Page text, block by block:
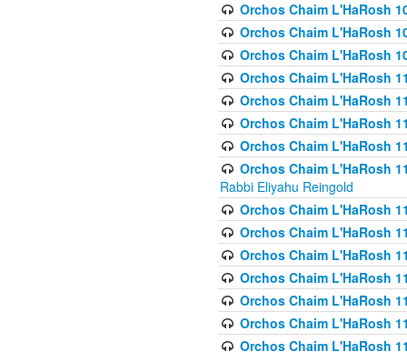
Orchos Chaim L'HaRosh
Orchos Chaim L'HaRosh
Orchos Chaim L'HaRosh
Orchos Chaim L'HaRosh
Orchos Chaim L'HaRosh
Orchos Chaim L'HaRosh
Orchos Chaim L'HaRosh
Orchos Chaim L'HaRosh
Rabbi Eliyahu Reingold
Orchos Chaim L'HaRosh
Orchos Chaim L'HaRosh
Orchos Chaim L'HaRosh
Orchos Chaim L'HaRosh
Orchos Chaim L'HaRosh
Orchos Chaim L'HaRosh
Orchos Chaim L'HaRosh